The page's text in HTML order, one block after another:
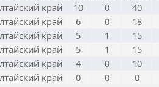
край 10 0 40
край 6 0 18
край 5 1 15
край 5 1 15
край 4 0 10
край 0 0 0